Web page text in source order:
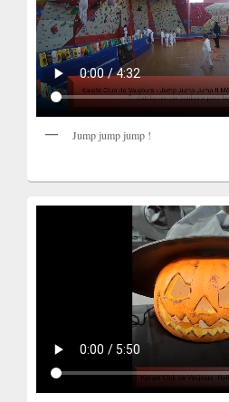
Jump jump jump !